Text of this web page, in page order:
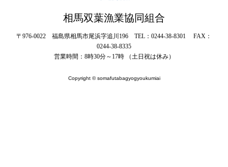
相馬双葉漁業協同組合
〒976-0022 福島県相馬市尾浜字追川196 TEL：0244-38-8301 FAX：
0244-38-8335
営業時間：8時30分～17時 （土日祝は休み）
Copyright © somafutabagyogyoukumiai